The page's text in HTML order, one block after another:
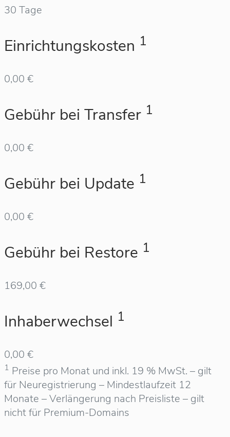
30 Tage
Einrichtungskosten 1
0,00 €
Gebühr bei Transfer 1
0,00 €
Gebühr bei Update 1
0,00 €
Gebühr bei Restore 1
169,00 €
Inhaberwechsel 1
0,00 €
1 Preise pro Monat und inkl. 19 % MwSt. – gilt
für Neuregistrierung – Mindestlaufzeit 12
Monate – Verlängerung nach Preisliste – gilt
nicht für Premium-Domains